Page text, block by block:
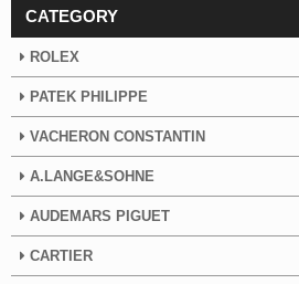
CATEGORY
ROLEX
PATEK PHILIPPE
VACHERON CONSTANTIN
A.LANGE&SOHNE
AUDEMARS PIGUET
CARTIER